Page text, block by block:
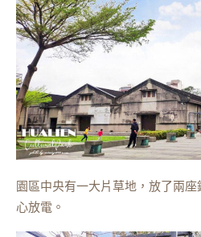
園區中央有一大片草地，放了兩
心放電。